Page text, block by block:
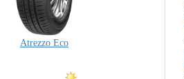
Atrezzo Eco